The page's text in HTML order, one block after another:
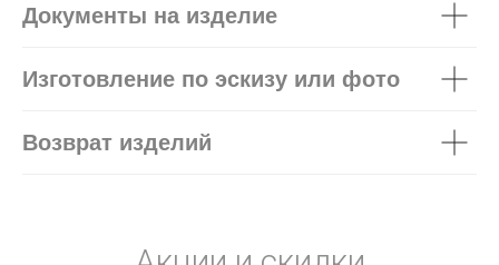
Документы на изделие
Изготовление по эскизу или фото
Возврат изделий